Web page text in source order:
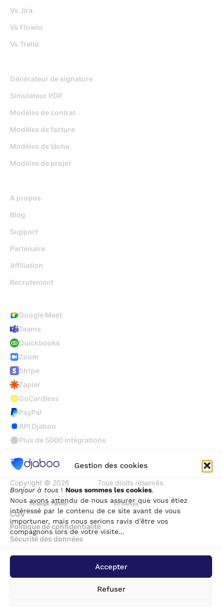
Gestion des cookies
Bonjour à tous ! Nous sommes les cookies.
Nous avons attendu de nous assurer que vous étiez
intéressé par le contenu de ce site avant de vous
importuner, mais nous serions ravis d'être vos
compagnons lors de votre visite...
Accepter
Refuser
Vs Jira
Vs Flowlu
Vs Trello
Générateur de signature
Simulateur PDP
Modèles de contrat
Modèles de facture
Modèles de tâche
Modèles de projet
A propos
Blog
Support
Partenaire
Affiliation
Recrutement
Google Meet
Teams
Quickbooks
Zoom
Stripe
Zapier
GoCardless
PayPal
API Djaboo
Plus de 5000 intégrations
Copyright © 2026 Tous droits réservés
CGV
Politique de confidentialité
Sécurité des données